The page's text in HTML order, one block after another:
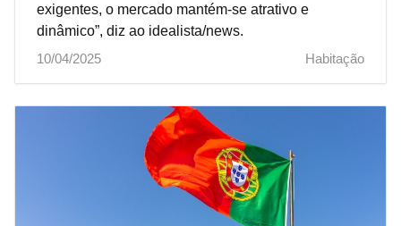
exigentes, o mercado mantém-se atrativo e
dinâmico”, diz ao idealista/news.
10/04/2025
Habitação